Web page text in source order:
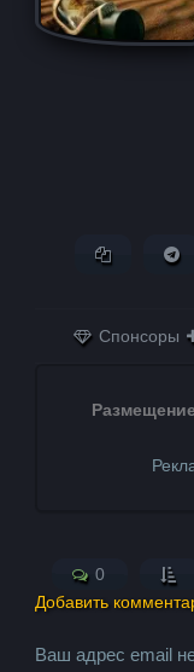
Спонсоры
0
Добавить
Ваш адрес email